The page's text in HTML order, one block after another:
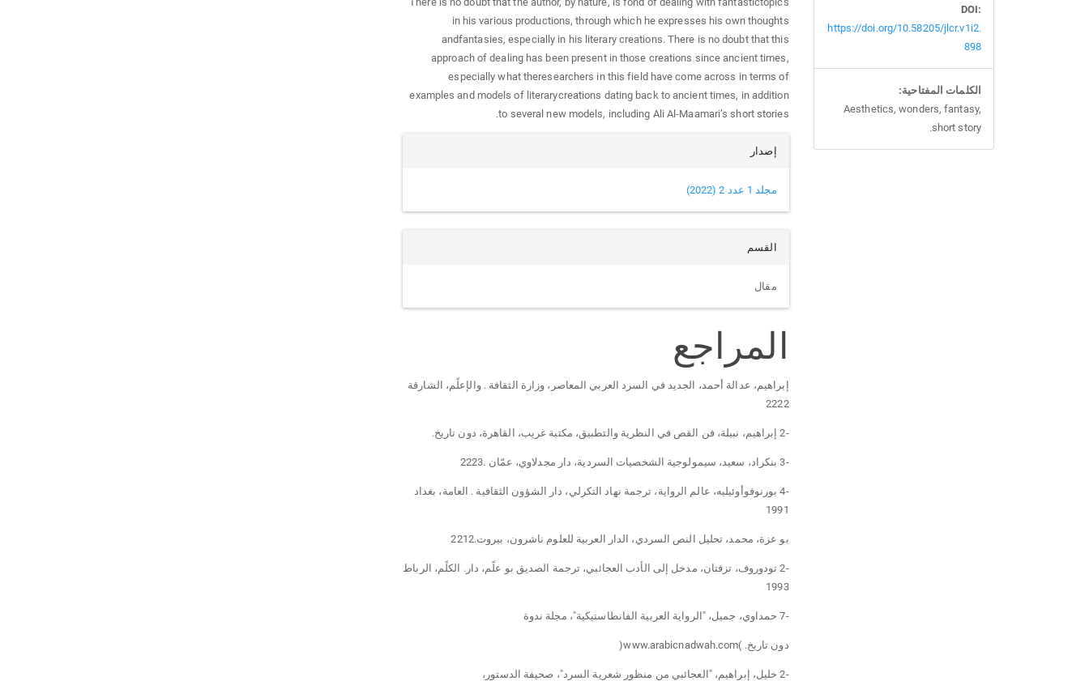
DOI:
https://doi.org/10.58205/jlcr.v1i2.
898
الكلمات المفتاحية:
Aesthetics, wonders, fantasy,
short story.
in his various productions, through which he expresses his own thoughts
andfantasies, especially in his literary creations. There is no doubt that this
approach of dealing has been present in those creations since ancient times,
especially what theresearchers in this field have come across in terms of
examples and models of literarycreations dating back to ancient times, in addition
to several new models, including Ali Al-Maamari’s short stories.
تفاصيل
المقالة
إصدار
مجلد 1 عدد 2 (2022)
القسم
مقال
المراجع
إبراهيم، عدالة أحمد، الجديد في السرد العربي المعاصر، وزارة الثقافة . والإعلًم، الشارقة
2222
-2 إبراهيم، نبيلة، فن القص في النظرية والتطبيق، مكتبة غريب، القاهرة، دون تاريخ.
-3 بنكراد، سعيد، سيمولوجية الشخصيات السردية، دار مجدلاوي، عمّان .2223
-4 بورنوفوأوئيليه، عالم الرواية، ترجمة نهاد التكرلي، دار الشؤون الثقافية . العامة، بغداد
1991
بو عزة، محمد، تحليل النص السردي، الدار العربية للعلوم ناشرون، بيروت.2212
-2 تودوروف، تزفتان، مدخل إلى الأدب العجائبي، ترجمة الصديق بو علًم، دار. الكلًم، الرباط
1993
-7 حمداوي، جميل، "الرواية العربية الفانطاستيكية"، مجلة ندوة
دون تاريخ. )www.arabicnadwah.com(
-2 خليل، إبراهيم، "العجائبي من منظور شعرية السرد"، صحيفة الدستور،